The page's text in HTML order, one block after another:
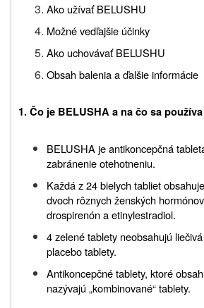
Ako užívať BELUSHU
Možné vedľajšie účinky
Ako uchovávať BELUSHU
Obsah balenia a ďalšie informácie
1. Čo je BELUSHA a na čo sa používa
BELUSHA je antikoncepčná
zabránenie otehotneniu.
Každá z 24 bielych tabliet
dvoch rôznych ženských
drospirenón a etinylestradiol.
4 zelené tablety neobsahujú
placebo tablety.
Antikoncepčné tablety, ktoré
nazývajú „kombinované“ tablety.